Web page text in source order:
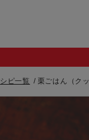
ピ一覧 栗ごはん（ク